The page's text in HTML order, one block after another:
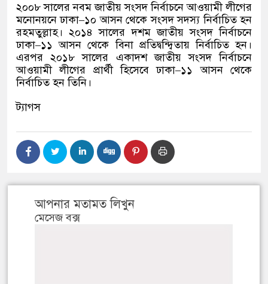
২০০৮ সালের নবম জাতীয় সংসদ নির্বাচনে আওয়ামী লীগের
মনোনয়নে ঢাকা–১০ আসন থেকে সংসদ সদস্য নির্বাচিত হন
রহমতুল্লাহ। ২০১৪ সালের দশম জাতীয় সংসদ নির্বাচনে
ঢাকা–১১ আসন থেকে বিনা প্রতিদ্বন্দ্বিতায় নির্বাচিত হন।
এরপর ২০১৮ সালের একাদশ জাতীয় সংসদ নির্বাচনে
আওয়ামী লীগের প্রার্থী হিসেবে ঢাকা–১১ আসন থেকে
নির্বাচিত হন তিনি।
ট্যাগস
আপনার মতামত লিখুন
মেসেজ বক্স